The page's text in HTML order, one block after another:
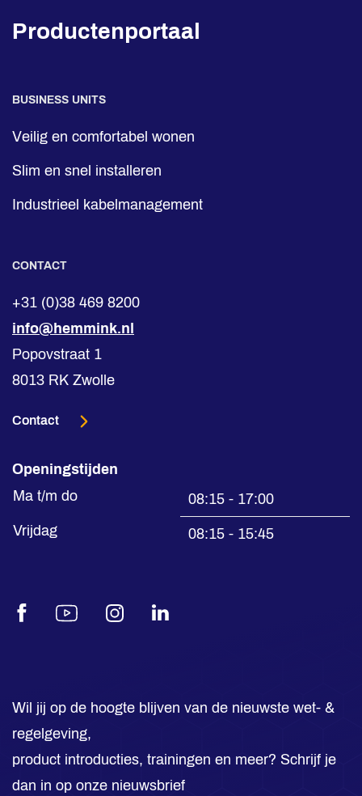
Productenportaal
BUSINESS UNITS
Veilig en comfortabel wonen
Slim en snel installeren
Industrieel kabelmanagement
CONTACT
+31 (0)38 469 8200
info@hemmink.nl
Popovstraat 1
8013 RK Zwolle
Contact
Openingstijden
Ma t/m do
08:15 - 17:00
Vrijdag
08:15 - 15:45
FacebookYoutubeInstagramLinkedIn
Wil jij op de hoogte blijven van de nieuwste wet- &
regelgeving,
product introducties, trainingen en meer? Schrijf je
dan in op onze nieuwsbrief